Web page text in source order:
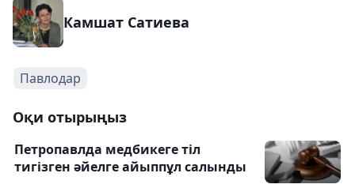
Камшат Сатиева
Павлодар
Оқи отырыңыз
Петропавлда медбикеге тіл
тигізген әйелге айыппұл салынды